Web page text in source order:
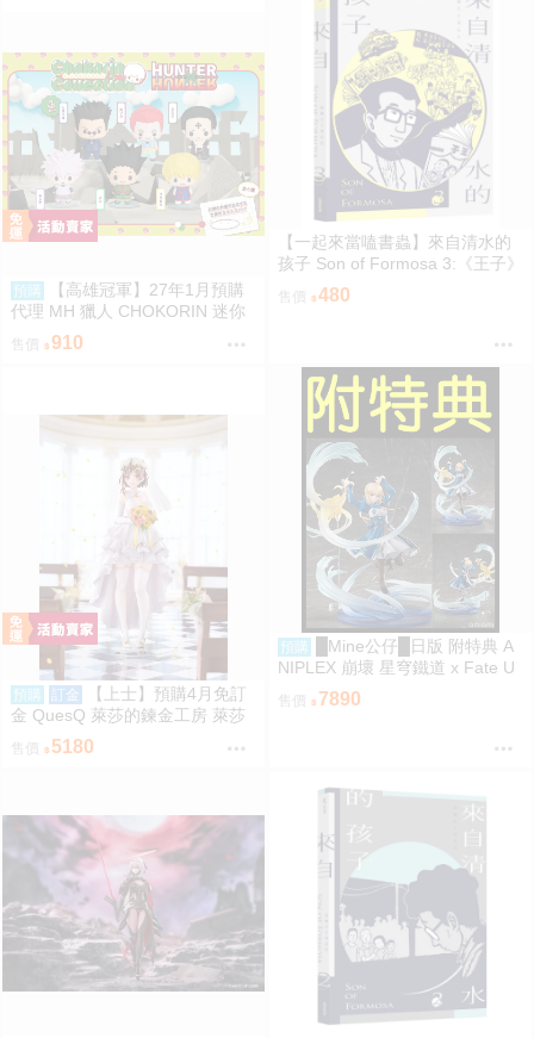
預購
【高雄冠軍】27年1月預購
代理 MH 獵人 CHOKORIN 迷你
玩偶收藏集 第1彈 中盒6入 免訂
金0813
售價 910
【一起來當嗑書蟲】來自清水的
孩子 Son of Formosa 3:《王子》
售價 480
預購 訂金
【上士】預購4月免訂
金 QuesQ 萊莎的鍊金工房 萊莎
琳 斯托特 婚紗禮服Ver 1/7 1111
售價 5180
預購
█Mine公仔█日版 附特典 A
NIPLEX 崩壞 星穹鐵道 x Fate U
BW 無限劍制 Saber 1/7 PVC
售價 7890